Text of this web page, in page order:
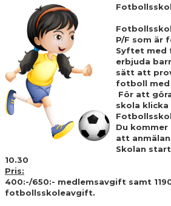
DOKUMENT
TRUPPEN
KONTAKT
P/F som är
Syftet med
erbjuda
sätt att
fotboll med
För att
skola klicka
Du
att
Skolan
10.30
Pris:
400:-/650:- medlemsavgift samt
fotbollsskoleavgift.